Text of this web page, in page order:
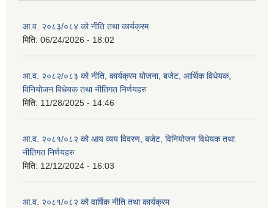
आ.व. २०८३/०८४ को नीति तथा कार्यक्रम
मिति: 06/24/2026 - 18:02
आ.व. २०८२/०८३ को नीति, कार्यक्रम योजना, बजेट, आर्थिक विधेयक,
विनियोजन विधेयक तथा नीतिगत निर्णयहरु
मिति: 11/28/2025 - 14:46
आ.व. २०८१/०८२ को आय व्यय विवरण, बजेट, विनियोजन विधेयक तथा
नीतिगत निर्णयहरु
मिति: 12/12/2024 - 16:03
आ.व. २०८१/०८२ को वार्षिक नीति तथा कार्यक्रम